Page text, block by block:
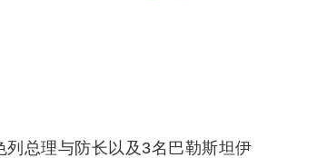
总理与防长以及3名巴勒斯坦伊